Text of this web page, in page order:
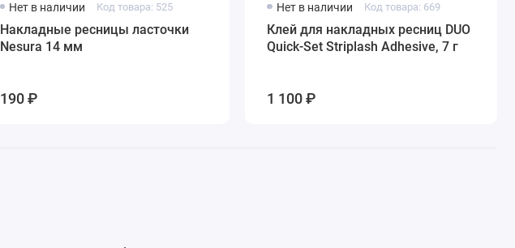
Нет в наличии Код товара: 525
Накладные ресницы ласточки
Nesura 14 мм
190 ₽
Нет в наличии Код товара: 669
Клей для накладных ресниц DUO
Quick-Set Striplash Adhesive, 7 г
1 100 ₽